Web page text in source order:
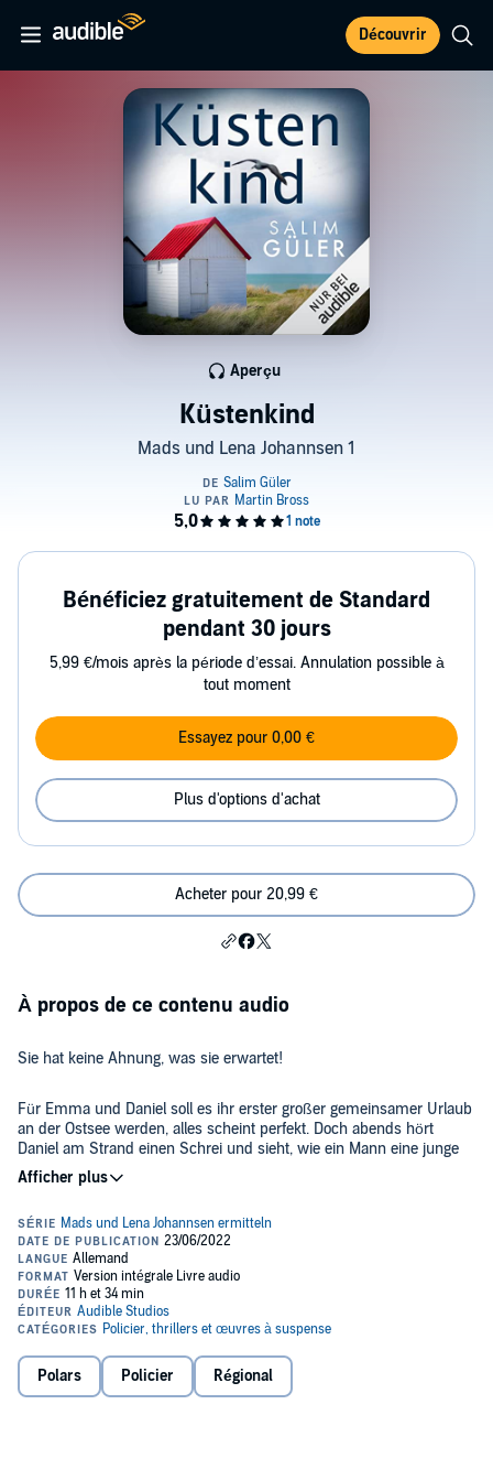
Découvrir
Küstenkind
Mads und Lena Johannsen 1
Aperçu
Bénéficiez gratuitement de Standard
pendant 30 jours
5,99 €/mois après la période d’essai. Annulation possible à
tout moment
Essayez pour 0,00 €
Plus d'options d'achat
Acheter pour 20,99 €
À propos de ce contenu audio
Sie hat keine Ahnung, was sie erwartet!
Für Emma und Daniel soll es ihr erster großer gemeinsamer Urlaub
an der Ostsee werden, alles scheint perfekt. Doch abends hört
Daniel am Strand einen Schrei und sieht, wie ein Mann eine junge
Frau belästigt. Bei dem Versuch, ihr zu helfen, fällt er dem Täter
selbst zum Opfer. Ein Doppelmord am Niendorfer Strand!
Die Kriminalpolizei um die Polizisten-Familie Johannsen ermittelt mit
Hochdruck, doch der Täter hat sich bereits das nächste Opfer
ausgesucht: Emma!
Und mit ihr hat er einen besonders kranken Plan.
Für Gustav, den Leiter der Mordkommission, und seine Nichte,
Kommissarin Lena Johannsen, beginnt ein Wettlauf mit der Zeit.
Aber welche Rolle spielt Lenas Bruder Mads? Ein ehemaliger
Polars Policier Régional